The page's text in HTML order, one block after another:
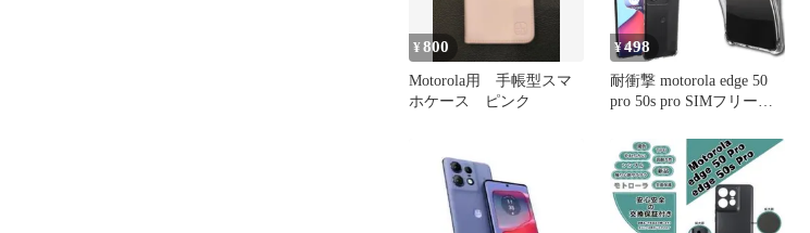
¥800
Motorola用 手帳型スマ
ホケース ピンク
¥498
耐衝撃 motorola edge 50
pro 50s pro SIMフリー
バー TPU クリア ケース
透明 無地 シンプル 全面
クリア 衝撃 吸収 指紋防
止 薄型 軽量